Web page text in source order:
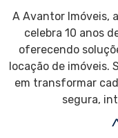
A Avantor Imóveis,
celebra 10 anos
oferecendo
locação de imóveis.
em transformar
segura,